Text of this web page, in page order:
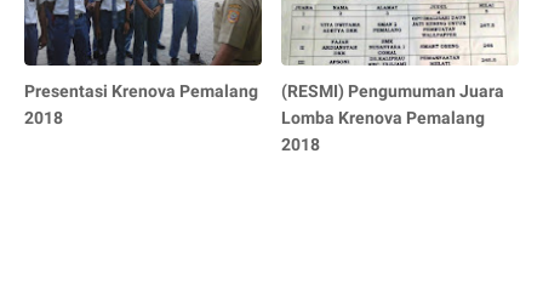
Presentasi Krenova Pemalang
2018
(RESMI) Pengumuman Juara
Lomba Krenova Pemalang
2018